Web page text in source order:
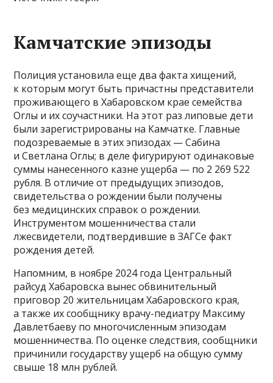
Камчатские эпизоды
Полиция установила еще два факта хищений,
к которым могут быть причастны представители
проживающего в Хабаровском крае семейства
Оглы и их соучастники. На этот раз липовые дети
были зарегистрированы на Камчатке. Главные
подозреваемые в этих эпизодах — Сабина
и Светлана Оглы; в деле фигурируют одинаковые
суммы нанесенного казне ущерба — по 2 269 522
рубля. В отличие от предыдущих эпизодов,
свидетельства о рождении были получены
без медицинских справок о рождении.
Инструментом мошенничества стали
лжесвидетели, подтвердившие в ЗАГСе факт
рождения детей.
Напомним, в ноябре 2024 года Центральный
райсуд Хабаровска вынес обвинительный
приговор 20 жительницам Хабаровского края,
а также их сообщнику врачу-педиатру Максиму
Давлетбаеву по многочисленным эпизодам
мошенничества. По оценке следствия, сообщники
причинили государству ущерб на общую сумму
свыше 18 млн рублей.